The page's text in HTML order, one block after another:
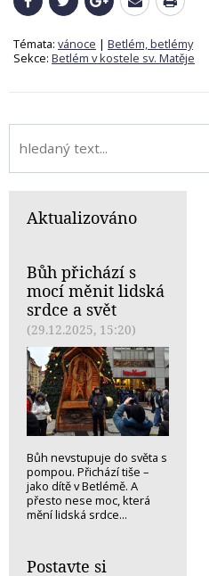
Témata: vánoce | Betlém, betlémy
Sekce: Betlém v kostele sv. Matěje
Aktualizováno
Bůh přichází s
mocí měnit lidská
srdce a svět
(29.12.2025, 15:20)
Bůh nevstupuje do světa s
pompou. Přichází tiše –
jako dítě v Betlémě. A
přesto nese moc, která
mění lidská srdce...
Postavte si